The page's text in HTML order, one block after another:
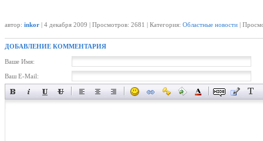
автор: inkor | 4 декабря 2009 | Просмотров: 2681 | Категория: Областные новости |
ДОБАВЛЕНИЕ КОММЕНТАРИЯ
Ваше Имя:
Ваш E-Mail: